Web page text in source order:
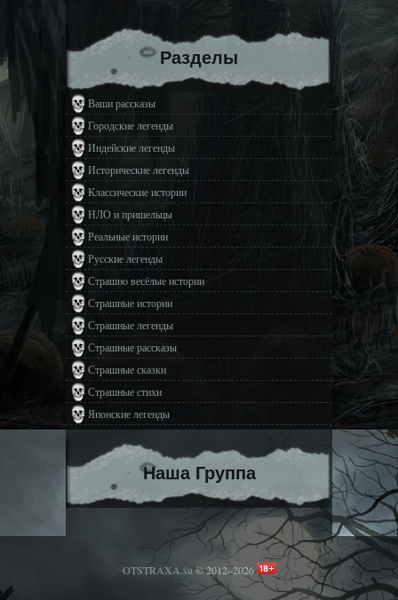
Разделы
Ваши рассказы
Городские легенды
Индейские легенды
Исторические легенды
Классические истории
НЛО и пришельцы
Реальные истории
Русские легенды
Страшно весёлые истории
Страшные истории
Страшные легенды
Страшные рассказы
Страшные сказки
Страшные стихи
Японские легенды
Наша Группа
OTSTRAXA.su© 2012–2026